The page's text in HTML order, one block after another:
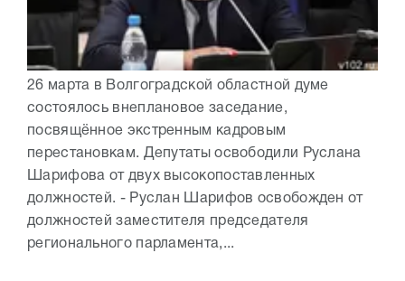
26 марта в Волгоградской областной думе
состоялось внеплановое заседание,
посвящённое экстренным кадровым
перестановкам. Депутаты освободили Руслана
Шарифова от двух высокопоставленных
должностей. - Руслан Шарифов освобожден от
должностей заместителя председателя
регионального парламента,...